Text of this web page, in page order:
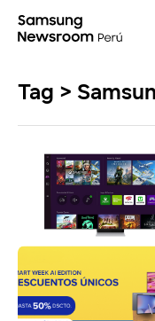
Tag >